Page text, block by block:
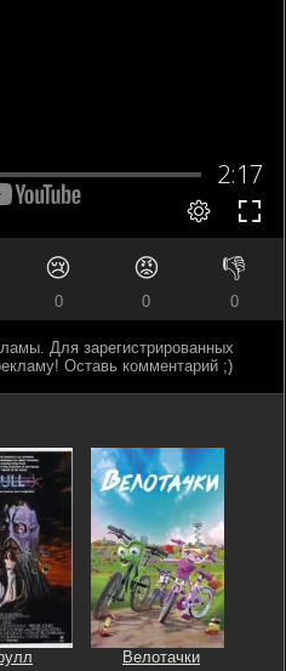
😢
0
😡
0
👎
0
Для зарегистрированных
Оставь комментарий ;)
Велотачки